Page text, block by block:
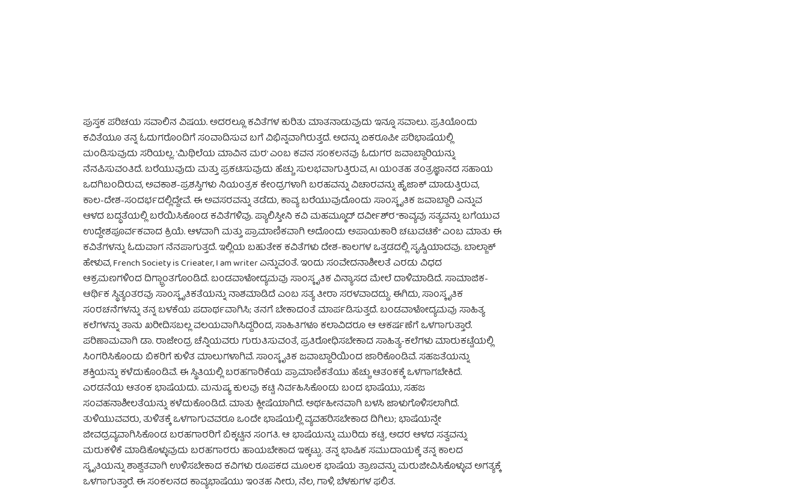
ಪುಸ್ತಕ ಪರಿಚಯ ಸವಾಲಿನ ವಿಷಯ. ಅದರಲ್ಲೂ ಕವಿತೆಗಳ ಕುರಿತು ಮಾತನಾಡುವುದು ಇನ್ನೂ ಸವಾಲು. ಪ್ರತಿಯೊಂದು
ಕವಿತೆಯೂ ತನ್ನ ಓದುಗರೊಂದಿಗೆ ಸಂವಾದಿಸುವ ಬಗೆ ವಿಭಿನ್ನವಾಗಿರುತ್ತದೆ. ಅದನ್ನು ಏಕರೂಪೀ ಪರಿಭಾಷೆಯಲ್ಲಿ
ಮಂಡಿಸುವುದು ಸರಿಯಲ್ಲ. ’ಮಿಥಿಲೆಯ ಮಾವಿನ ಮರ’ ಎಂಬ ಕವನ ಸಂಕಲನವು ಓದುಗರ ಜವಾಬ್ದಾರಿಯನ್ನು
ನೆನಪಿಸುವಂತಿದೆ. ಬರೆಯುವುದು ಮತ್ತು ಪ್ರಕಟಿಸುವುದು ಹೆಚ್ಚು ಸುಲಭವಾಗುತ್ತಿರುವ, AI ಯಂತಹ ತಂತ್ರಜ್ಞಾನದ ಸಹಾಯ
ಒದಗಿಬಂದಿರುವ, ಅವಕಾಶ-ಪ್ರಶಸ್ತಿಗಳು ನಿಯಂತ್ರಕ ಕೇಂದ್ರಗಳಾಗಿ ಬರಹವನ್ನು ವಿಚಾರವನ್ನು ಹೈಜಾಕ್ ಮಾಡುತ್ತಿರುವ,
ಕಾಲ-ದೇಶ-ಸಂದರ್ಭದಲ್ಲಿದ್ದೇವೆ. ಈ ಅವಸರವನ್ನು ತಡೆದು, ಕಾವ್ಯ ಬರೆಯುವುದೊಂದು ಸಾಂಸ್ಕೃತಿಕ ಜವಾಬ್ದಾರಿ ಎನ್ನುವ
ಆಳದ ಬದ್ಧತೆಯಲ್ಲಿ ಬರೆಯಿಸಿಕೊಂಡ ಕವಿತೆಗಳಿವು. ಪ್ಯಾಲಿಸ್ತೀನಿ ಕವಿ ಮಹಮ್ಮೂದ್ ದರ್ವೀಶ್‌ರ “ಕಾವ್ಯವು ಸತ್ಯವನ್ನು ಬಗೆಯುವ
ಉದ್ದೇಶಪೂರ್ವಕವಾದ ಕ್ರಿಯೆ. ಆಳವಾಗಿ ಮತ್ತು ಪ್ರಾಮಾಣಿಕವಾಗಿ ಅದೊಂದು ಅಪಾಯಕಾರಿ ಚಟುವಟಿಕೆ” ಎಂಬ ಮಾತು ಈ
ಕವಿತೆಗಳನ್ನು ಓದುವಾಗ ನೆನಪಾಗುತ್ತದೆ. ಇಲ್ಲಿಯ ಬಹುತೇಕ ಕವಿತೆಗಳು ದೇಶ-ಕಾಲಗಳ ಒತ್ತಡದಲ್ಲಿ ಸೃಷ್ಟಿಯಾದವು. ಬಾಲ್ಜಾಕ್
ಹೇಳುವ, French Society is Crieater, I am writer ಎನ್ನುವಂತೆ. ಇಂದು ಸಂವೇದನಾಶೀಲತೆ ಎರಡು ವಿಧದ
ಆಕ್ರಮಣಗಳಿಂದ ದಿಗ್ಭ್ರಾಂತಗೊಂಡಿದೆ. ಬಂಡವಾಳೋದ್ಯಮವು ಸಾಂಸ್ಕೃತಿಕ ವಿನ್ಯಾಸದ ಮೇಲೆ ದಾಳಿಮಾಡಿದೆ. ಸಾಮಾಜಿಕ-
ಆರ್ಥಿಕ ಸ್ಥಿತ್ಯಂತರವು ಸಾಂಸ್ಕೃತಿಕತೆಯನ್ನು ನಾಶಮಾಡಿದೆ ಎಂಬ ಸತ್ಯ ತೀರಾ ಸರಳವಾದದ್ದು. ಈಗಿದು, ಸಾಂಸ್ಕೃತಿಕ
ಸಂರಚನೆಗಳನ್ನು ತನ್ನ ಬಳಕೆಯ ಪದಾರ್ಥವಾಗಿಸಿ; ತನಗೆ ಬೇಕಾದಂತೆ ಮಾರ್ಪಡಿಸುತ್ತದೆ. ಬಂಡವಾಳೋದ್ಯಮವು ಸಾಹಿತ್ಯ
ಕಲೆಗಳನ್ನು ತಾನು ಖರೀದಿಸಬಲ್ಲ ವಲಯವಾಗಿಸಿದ್ದರಿಂದ, ಸಾಹಿತಿಗಳೂ ಕಲಾವಿದರೂ ಆ ಆಕರ್ಷಣೆಗೆ ಒಳಗಾಗುತ್ತಾರೆ.
ಪರಿಣಾಮವಾಗಿ ಡಾ. ರಾಜೇಂದ್ರ ಚೆನ್ನಿಯವರು ಗುರುತಿಸುವಂತೆ, ಪ್ರತಿರೋಧಿಸಬೇಕಾದ ಸಾಹಿತ್ಯ-ಕಲೆಗಳು ಮಾರುಕಟ್ಟೆಯಲ್ಲಿ
ಸಿಂಗರಿಸಿಕೊಂಡು ಬಿಕರಿಗೆ ಕುಳಿತ ಮಾಲುಗಳಾಗಿವೆ. ಸಾಂಸ್ಕೃತಿಕ ಜವಾಬ್ದಾರಿಯಿಂದ ಜಾರಿಕೊಂಡಿವೆ. ಸಹಜತೆಯನ್ನು
ಶಕ್ತಿಯನ್ನು ಕಳೆದುಕೊಂಡಿವೆ. ಈ ಸ್ಥಿತಿಯಲ್ಲಿ ಬರಹಗಾರಿಕೆಯ ಪ್ರಾಮಾಣಿಕತೆಯು ಹೆಚ್ಚು ಆತಂಕಕ್ಕೆ ಒಳಗಾಗಬೇಕಿದೆ.
ಎರಡನೆಯ ಆತಂಕ ಭಾಷೆಯದು. ಮನುಷ್ಯ ಕುಲವು ಕಟ್ಟಿ ನಿರ್ವಹಿಸಿಕೊಂಡು ಬಂದ ಭಾಷೆಯು, ಸಹಜ
ಸಂವಹನಾಶೀಲತೆಯನ್ನು ಕಳೆದುಕೊಂಡಿದೆ. ಮಾತು ಕ್ಲೀಷೆಯಾಗಿದೆ. ಅರ್ಥಹೀನವಾಗಿ ಬಳಸಿ ಜಾಳುಗೊಳಿಸಲಾಗಿದೆ.
ತುಳಿಯುವವರು, ತುಳಿತಕ್ಕೆ ಒಳಗಾಗುವವರೂ ಒಂದೇ ಭಾಷೆಯಲ್ಲಿ ವ್ಯವಹರಿಸಬೇಕಾದ ದಿಗಿಲು; ಭಾಷೆಯನ್ನೇ
ಜೀವದ್ರವ್ಯವಾಗಿಸಿಕೊಂಡ ಬರಹಗಾರರಿಗೆ ಬಿಕ್ಕಟ್ಟಿನ ಸಂಗತಿ. ಆ ಭಾಷೆಯನ್ನು ಮುರಿದು ಕಟ್ಟಿ, ಅದರ ಆಳದ ಸತ್ವವನ್ನು
ಮರುಕಳಿಕೆ ಮಾಡಿಕೊಳ್ಳುವುದು ಬರಹಗಾರರು ಹಾಯಬೇಕಾದ ಇಕ್ಕಟ್ಟು. ತನ್ನ ಭಾಷಿಕ ಸಮುದಾಯಕ್ಕೆ ತನ್ನ ಕಾಲದ
ಸ್ಮೃತಿಯನ್ನು ಶಾಶ್ವತವಾಗಿ ಉಳಿಸಬೇಕಾದ ಕವಿಗಳು ರೂಪಕದ ಮೂಲಕ ಭಾಷೆಯ ತ್ರಾಣವನ್ನು ಮರುಜೀವಿಸಿಕೊಳ್ಳುವ ಅಗತ್ಯಕ್ಕೆ
ಒಳಗಾಗುತ್ತಾರೆ. ಈ ಸಂಕಲನದ ಕಾವ್ಯಭಾಷೆಯು ಇಂತಹ ನೀರು, ನೆಲ, ಗಾಳಿ, ಬೆಳಕುಗಳ ಫಲಿತ.